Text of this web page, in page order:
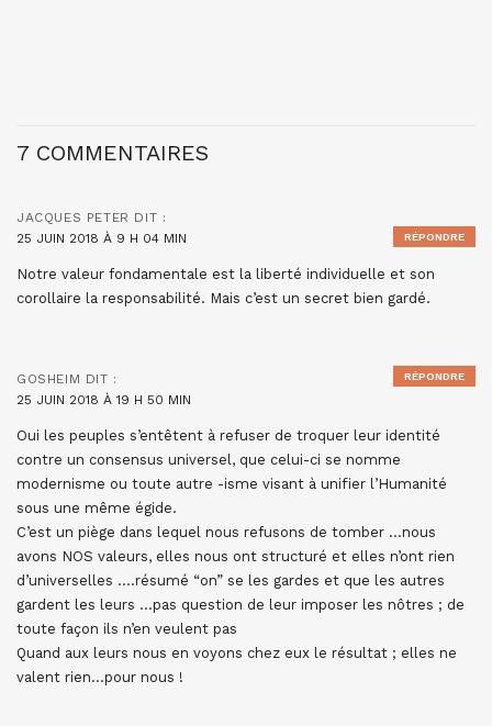
7 COMMENTAIRES
JACQUES PETER DIT :
25 JUIN 2018 À 9 H 04 MIN
Notre valeur fondamentale est la liberté individuelle et son
corollaire la responsabilité. Mais c’est un secret bien gardé.
RÉPONDRE
GOSHEIM DIT :
25 JUIN 2018 À 19 H 50 MIN
Oui les peuples s’entêtent à refuser de troquer leur identité
contre un consensus universel, que celui-ci se nomme
modernisme ou toute autre -isme visant à unifier l’Humanité
sous une même égide.
C’est un piège dans lequel nous refusons de tomber …nous
avons NOS valeurs, elles nous ont structuré et elles n’ont rien
d’universelles ….résumé “on” se les gardes et que les autres
gardent les leurs …pas question de leur imposer les nôtres ; de
toute façon ils n’en veulent pas
Quand aux leurs nous en voyons chez eux le résultat ; elles ne
valent rien…pour nous !
RÉPONDRE